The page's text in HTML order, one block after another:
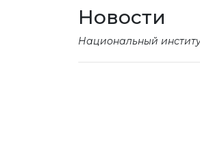
Новости
Национальный